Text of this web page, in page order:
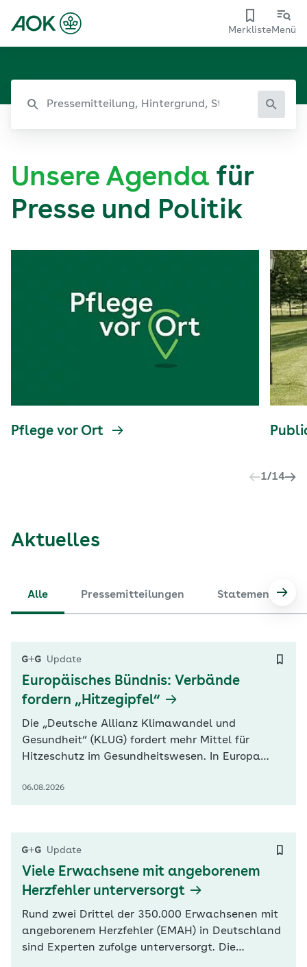
MerklisteMenü
Unsere Agenda für
Presse und Politik
Pflege vor Ort
1/14
Aktuelles
Alle Pressemitteilungen Statements
Update
Europäisches Bündnis: Verbände
fordern „Hitzegipfel“
Die „Deutsche Allianz Klimawandel und
Gesundheit“ (KLUG) fordert mehr Mittel für
Hitzeschutz im Gesundheitswesen. In Europa
Klimaanpassung in den Gesundheitsbereich,
Zahlen…
06.08.2026
Update
Viele Erwachsene mit angeborenem
Herzfehler unterversorgt
Rund zwei Drittel der 350.000 Erwachsenen mit
angeborenem Herzfehler (EMAH) in Deutschland
sind Experten zufolge unterversorgt. Die